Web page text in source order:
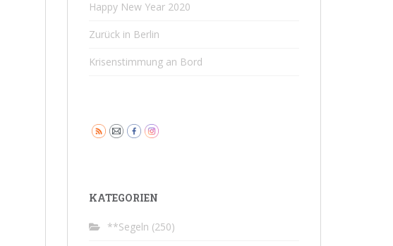
Happy New Year 2020
Zurück in Berlin
Krisenstimmung an Bord
KATEGORIEN
**Segeln (250)